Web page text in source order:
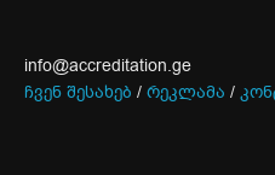
info@accreditation.ge
ჩვენ შესახებ / რეკლამა /